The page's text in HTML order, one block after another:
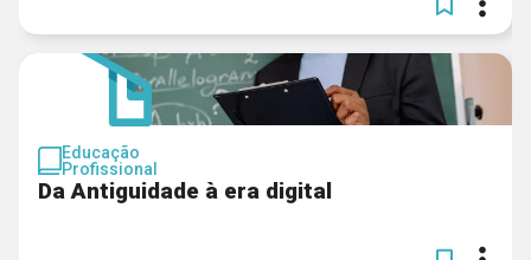
Educação
Profissional
Da Antiguidade à era digital